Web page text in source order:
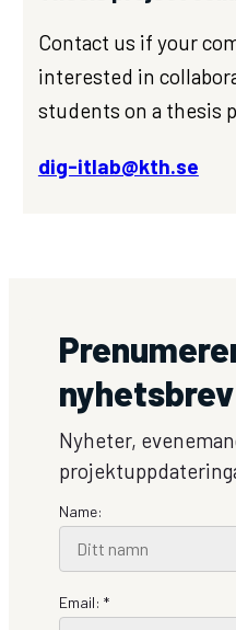
Contact us if your
interested in
students on a thesis
dig-itlab@kth.se
nyhetsbrev
Nyheter,
Name:
Email: *